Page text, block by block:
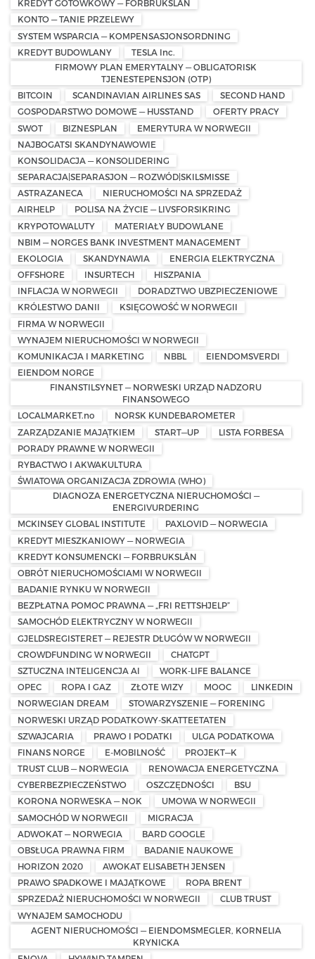
KREDYT GOTÓWKOWY — FORBRUKSLÅN
KONTO — TANIE PRZELEWY
SYSTEM WSPARCIA — KOMPENSASJONSORDNING
KREDYT BUDOWLANY
TESLA Inc.
FIRMOWY PLAN EMERYTALNY — OBLIGATORISK
TJENESTEPENSJON (OTP)
BITCOIN
SCANDINAVIAN AIRLINES SAS
SECOND HAND
GOSPODARSTWO DOMOWE — HUSSTAND
OFERTY PRACY
SWOT
BIZNESPLAN
EMERYTURA W NORWEGII
NAJBOGATSI SKANDYNAWOWIE
KONSOLIDACJA — KONSOLIDERING
SEPARACJA|SEPARASJON — ROZWÓD|SKILSMISSE
ASTRAZANECA
NIERUCHOMOŚCI NA SPRZEDAŻ
AIRHELP
POLISA NA ŻYCIE — LIVSFORSIKRING
KRYPOTOWALUTY
MATERIAŁY BUDOWLANE
NBIM — NORGES BANK INVESTMENT MANAGEMENT
EKOLOGIA
SKANDYNAWIA
ENERGIA ELEKTRYCZNA
OFFSHORE
INSURTECH
HISZPANIA
INFLACJA W NORWEGII
DORADZTWO UBZPIECZENIOWE
KRÓLESTWO DANII
KSIĘGOWOŚĆ W NORWEGII
FIRMA W NORWEGII
WYNAJEM NIERUCHOMOŚCI W NORWEGII
KOMUNIKACJA I MARKETING
NBBL
EIENDOMSVERDI
EIENDOM NORGE
FINANSTILSYNET — NORWESKI URZĄD NADZORU
FINANSOWEGO
LOCALMARKET.no
NORSK KUNDEBAROMETER
ZARZĄDZANIE MAJĄTKIEM
START—UP
LISTA FORBESA
PORADY PRAWNE W NORWEGII
RYBACTWO I AKWAKULTURA
ŚWIATOWA ORGANIZACJA ZDROWIA (WHO)
DIAGNOZA ENERGETYCZNA NIERUCHOMOŚCI —
ENERGIVURDERING
MCKINSEY GLOBAL INSTITUTE
PAXLOVID — NORWEGIA
KREDYT MIESZKANIOWY — NORWEGIA
KREDYT KONSUMENCKI — FORBRUKSLÅN
OBRÓT NIERUCHOMOŚCIAMI W NORWEGII
BADANIE RYNKU W NORWEGII
BEZPŁATNA POMOC PRAWNA — „FRI RETTSHJELP”
SAMOCHÓD ELEKTRYCZNY W NORWEGII
GJELDSREGISTERET — REJESTR DŁUGÓW W NORWEGII
CROWDFUNDING W NORWEGII
CHATGPT
SZTUCZNA INTELIGENCJA AI
WORK-LIFE BALANCE
OPEC
ROPA I GAZ ZŁOTE WIZY MOOC
LINKEDIN
NORWEGIAN DREAM
STOWARZYSZENIE — FORENING
NORWESKI URZĄD PODATKOWY-SKATTEETATEN
SZWAJCARIA
PRAWO I PODATKI
ULGA PODATKOWA
FINANS NORGE
E-MOBILNOŚĆ
PROJEKT—K
TRUST CLUB — NORWEGIA
RENOWACJA ENERGETYCZNA
CYBERBEZPIECZEŃSTWO
OSZCZĘDNOŚCI
BSU
KORONA NORWESKA — NOK
UMOWA W NORWEGII
SAMOCHÓD W NORWEGII
MIGRACJA
ADWOKAT — NORWEGIA
BARD GOOGLE
OBSŁUGA PRAWNA FIRM
BADANIE NAUKOWE
HORIZON 2020
AWOKAT ELISABETH JENSEN
PRAWO SPADKOWE I MAJĄTKOWE
ROPA BRENT
SPRZEDAŻ NIERUCHOMOŚCI W NORWEGII
CLUB TRUST
WYNAJEM SAMOCHODU
AGENT NIERUCHOMOŚCI — EIENDOMSMEGLER, KORNELIA
KRYNICKA